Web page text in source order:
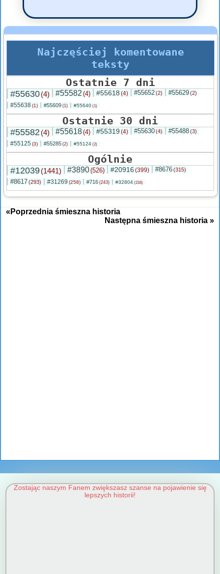
Najczęściej komentowane
teksty
Ostatnie 7 dni
#55630(4) #55582 (4) #55618 (4) #55652(2) #55629(2)
#55638 (1) #55609 (1) #55640 (1)
Ostatnie 30 dni
#55582 (4) #55618(4) #55319 (4) #55630(4) #55488(3)
#55125 (3) #55285 (2) #55124 (2)
Ogólnie
#12039(1441) #3890(526) #20916 (399) #8676(315)
#8617(293) #31269 (258) #716 (243) #32804 (216)
«Poprzednia śmieszna historia
Następna śmieszna historia »
Zostając naszym Fanem zwiększasz szanse na pojawienie się
lepszych historii!